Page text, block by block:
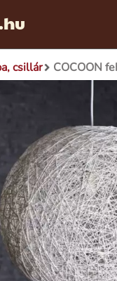
csillár COCOON